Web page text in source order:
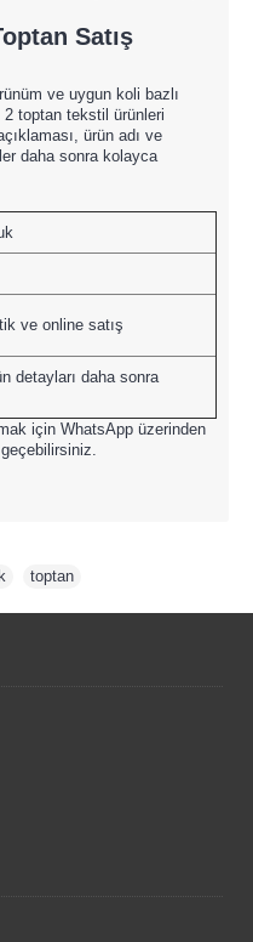
Satış
ve uygun koli bazlı
2 toptan tekstil ürünleri
ürün adı ve
daha sonra kolayca
ve online satış
detayları daha sonra
için WhatsApp üzerinden
toptan